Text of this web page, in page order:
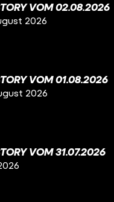
VOM 02.08.2026
2026
VOM 01.08.2026
2026
VOM 31.07.2026